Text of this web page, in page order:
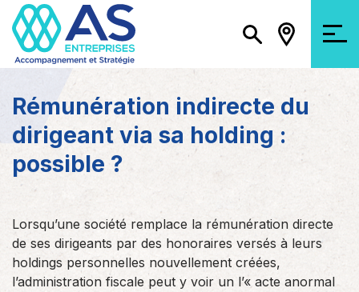
Rémunération indirecte du
dirigeant via sa holding :
possible ?
Lorsqu’une société remplace la rémunération directe
de ses dirigeants par des honoraires versés à leurs
holdings personnelles nouvellement créées,
l’administration fiscale peut y voir un l’« acte anormal